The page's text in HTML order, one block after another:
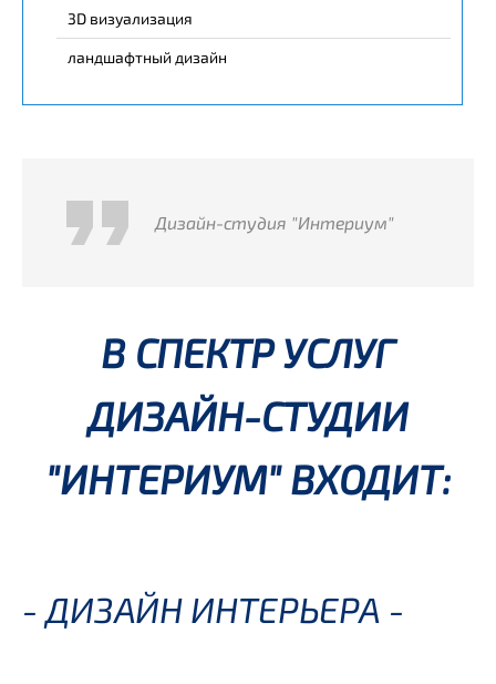
3D визуализация
ландшафтный дизайн
Дизайн-студия "Интериум"
В СПЕКТР УСЛУГ
ДИЗАЙН-СТУДИИ
"ИНТЕРИУМ" ВХОДИТ:
- ДИЗАЙН ИНТЕРЬЕРА -